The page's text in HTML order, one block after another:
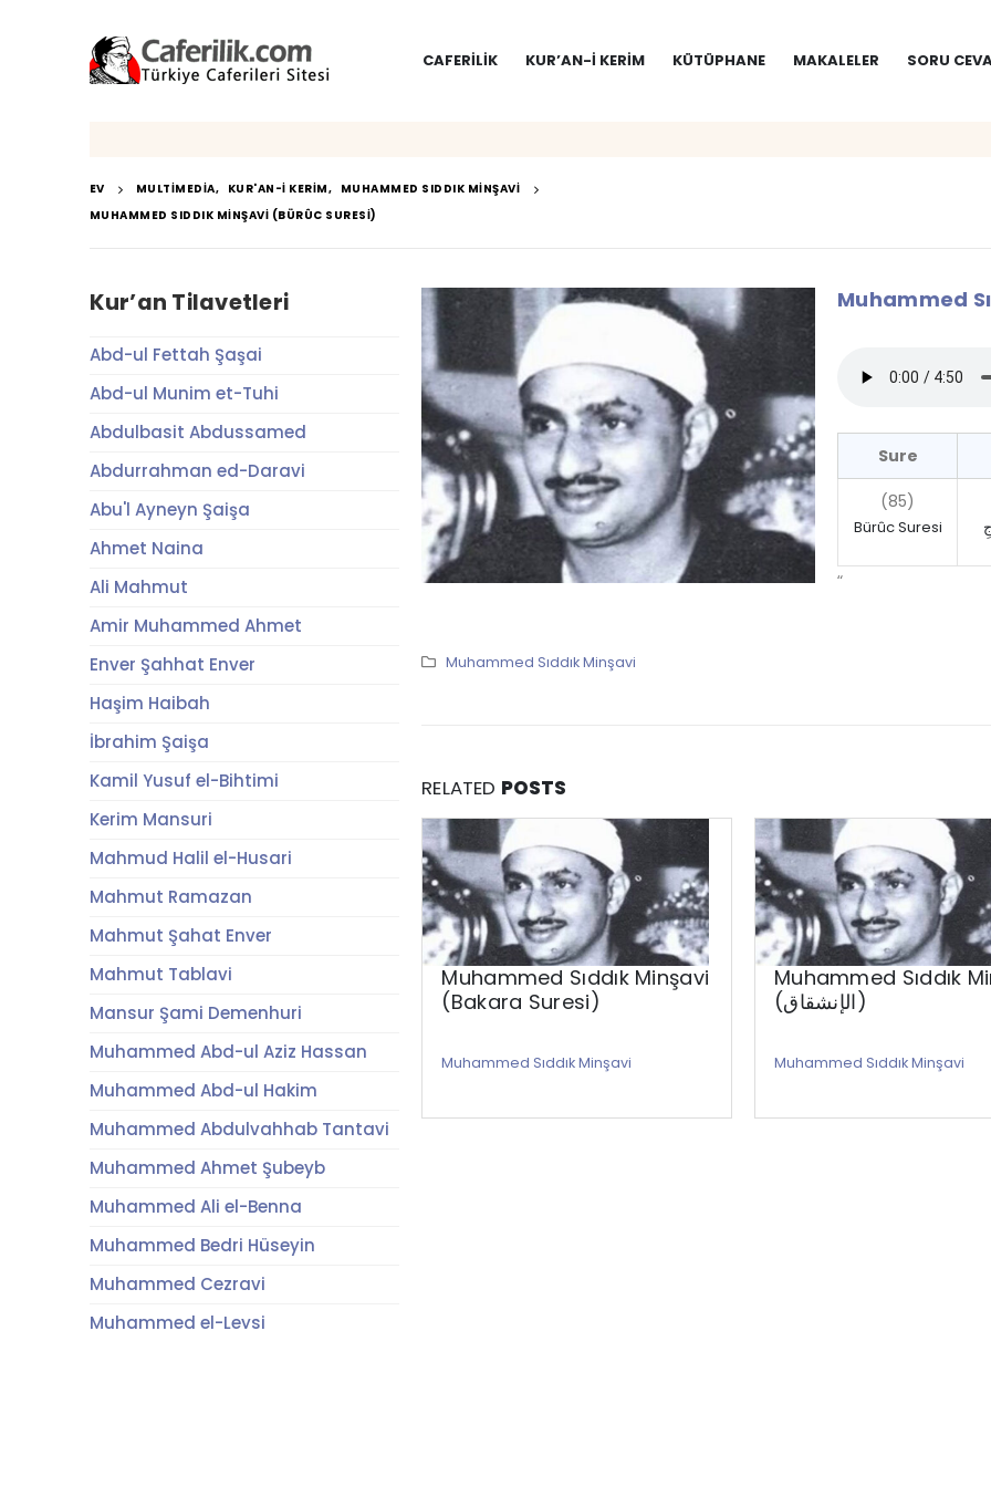
CAFERILIK KUR’AN-I KERIM KÜTÜPHANE MAKALELER SORU
EV MULTIMEDIA, KUR'AN-I KERIM, MUHAMMED SIDDIK MINŞAVI
MUHAMMED SIDDIK MINŞAVI (BÜRÛC SURESI)
Muhammed
Sure
(85)
Bürûc Suresi
“
Muhammed Sıddık Minşavi
RELATED POSTS
Muhammed Sıddık Minşavi
(Bakara Suresi)
Muhammed Sıddık Minşavi
Muhammed Sıddık
(الإنشقاق)
Muhammed Sıddık Minşavi
Kur’an Tilavetleri
Abd-ul Fettah Şaşai
Abd-ul Munim et-Tuhi
Abdulbasit Abdussamed
Abdurrahman ed-Daravi
Abu'l Ayneyn Şaişa
Ahmet Naina
Ali Mahmut
Amir Muhammed Ahmet
Enver Şahhat Enver
Haşim Haibah
İbrahim Şaişa
Kamil Yusuf el-Bihtimi
Kerim Mansuri
Mahmud Halil el-Husari
Mahmut Ramazan
Mahmut Şahat Enver
Mahmut Tablavi
Mansur Şami Demenhuri
Muhammed Abd-ul Aziz Hassan
Muhammed Abd-ul Hakim
Muhammed Abdulvahhab Tantavi
Muhammed Ahmet Şubeyb
Muhammed Ali el-Benna
Muhammed Bedri Hüseyin
Muhammed Cezravi
Muhammed el-Leysi